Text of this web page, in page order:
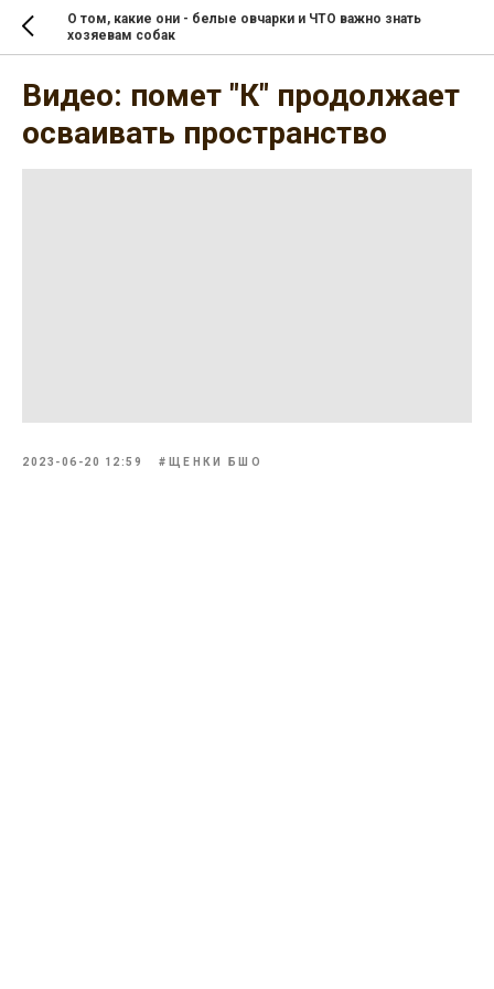
О том, какие они - белые овчарки и ЧТО важно знать
хозяевам собак
Видео: помет "К" продолжает
осваивать пространство
2023-06-20 12:59 #ЩЕНКИ БШО